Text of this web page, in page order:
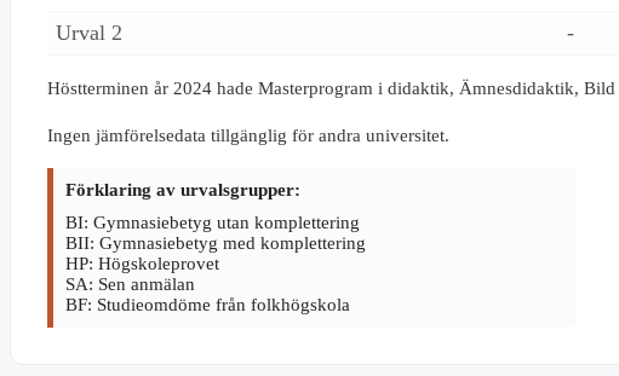
Urval 2
-
Höstterminen år 2024 hade Masterprogram i didaktik, Ämnesdidaktik,
Ingen jämförelsedata tillgänglig för andra universitet.
Förklaring av urvalsgrupper:
BI: Gymnasiebetyg utan komplettering
BII: Gymnasiebetyg med komplettering
HP: Högskoleprovet
SA: Sen anmälan
BF: Studieomdöme från folkhögskola